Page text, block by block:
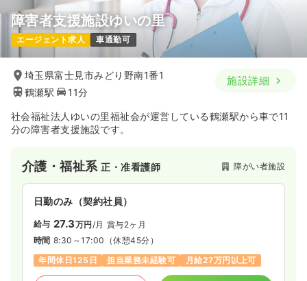
障害者支援施設ゆいの里
エージェント求人 車通勤可
埼玉県富士見市みどり野南1番1
鶴瀬駅
11分
施設詳細
社会福祉法人ゆいの里福祉会が運営している鶴瀬駅から車で11
分の障害者支援施設です。
介護・福祉系正・准看護師 障がい者施設
日勤のみ（契約社員）
給与 27.3万円/月 賞与2ヶ月
時間 8:30～17:00 （休憩45分）
年間休日125日
担当業務未経験可 月給27万円以上可